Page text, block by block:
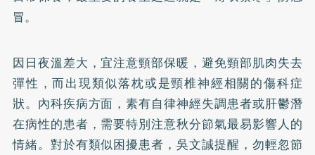
冒。
因日夜溫差大，宜注意頸部保暖，避免頸部肌肉失去
彈性，而出現類似落枕或是頸椎神經相關的傷科症
狀。內科疾病方面，素有自律神經失調患者或肝鬱潛
在病性的患者，需要特別注意秋分節氣最易影響人的
情緒。對於有類似困擾患者，吳文誠提醒，勿輕忽節